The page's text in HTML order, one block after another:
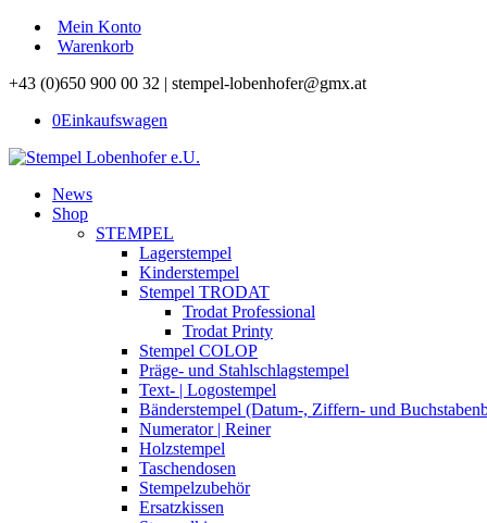
Mein Konto
Warenkorb
+43 (0)650 900 00 32 | stempel-lobenhofer@gmx.at
0Einkaufswagen
News
Shop
STEMPEL
Lagerstempel
Kinderstempel
Stempel TRODAT
Trodat Professional
Trodat Printy
Stempel COLOP
Präge- und Stahlschlagstempel
Text- | Logostempel
Bänderstempel (Datum-, Ziffern- und
Numerator | Reiner
Holzstempel
Taschendosen
Stempelzubehör
Ersatzkissen